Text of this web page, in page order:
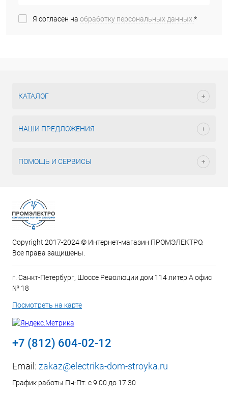
Я согласен на обработку персональных данных.*
КАТАЛОГ
НАШИ ПРЕДЛОЖЕНИЯ
ПОМОЩЬ И СЕРВИСЫ
Copyright 2017-2024 © Интернет-магазин ПРОМЭЛЕКТРО.
Все права защищены.
г. Санкт-Петербург, Шоссе Революции дом 114 литер А офис
№ 18
Посмотреть на карте
+7 (812) 604-02-12
Email: zakaz@electrika-dom-stroyka.ru
График работы Пн-Пт: с 9:00 до 17:30